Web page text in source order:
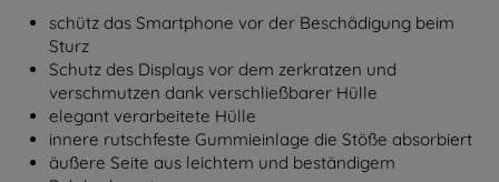
schütz das Smartphone vor der Beschädigung beim
Sturz
Schutz des Displays vor dem zerkratzen und
verschmutzen dank verschließbarer Hülle
elegant verarbeitete Hülle
innere rutschfeste Gummieinlage die Stöße absorbiert
äußere Seite aus leichtem und beständigem